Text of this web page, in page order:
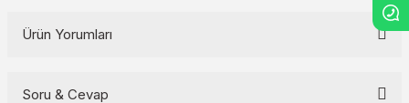
Ürün Yorumları
Soru & Cevap